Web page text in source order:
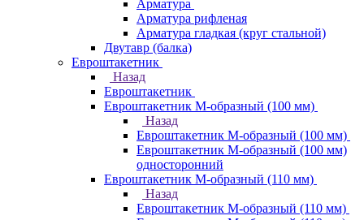
Арматура
Арматура рифленая
Арматура гладкая (круг стальной)
Двутавр (балка)
Евроштакетник
Назад
Евроштакетник
Евроштакетник М-образный (100 мм)
Назад
Евроштакетник М-образный (100 мм)
Евроштакетник М-образный (100 мм)
односторонний
Евроштакетник М-образный (110 мм)
Назад
Евроштакетник М-образный (110 мм)